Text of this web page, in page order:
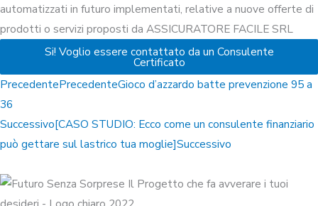
automatizzati in futuro implementati, relative a nuove offerte di
prodotti o servizi proposti da ASSICURATORE FACILE SRL
Si! Voglio essere contattato da un Consulente
Certificato
PrecedentePrecedenteGioco d’azzardo batte prevenzione 95 a
36
Successivo[CASO STUDIO: Ecco come un consulente finanziario
può gettare sul lastrico tua moglie]Successivo